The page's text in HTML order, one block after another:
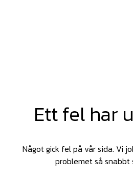
Ett fel har
Något gick fel på vår sida. Vi
problemet så snabbt